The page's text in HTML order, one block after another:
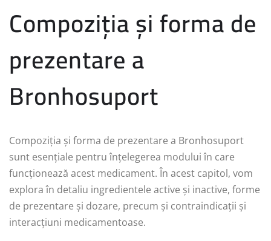
Compoziția și forma de
prezentare a
Bronhosuport
Compoziția și forma de prezentare a Bronhosuport
sunt esențiale pentru înțelegerea modului în care
funcționează acest medicament. În acest capitol, vom
explora în detaliu ingredientele active și inactive, forme
de prezentare și dozare, precum și contraindicații și
interacțiuni medicamentoase.